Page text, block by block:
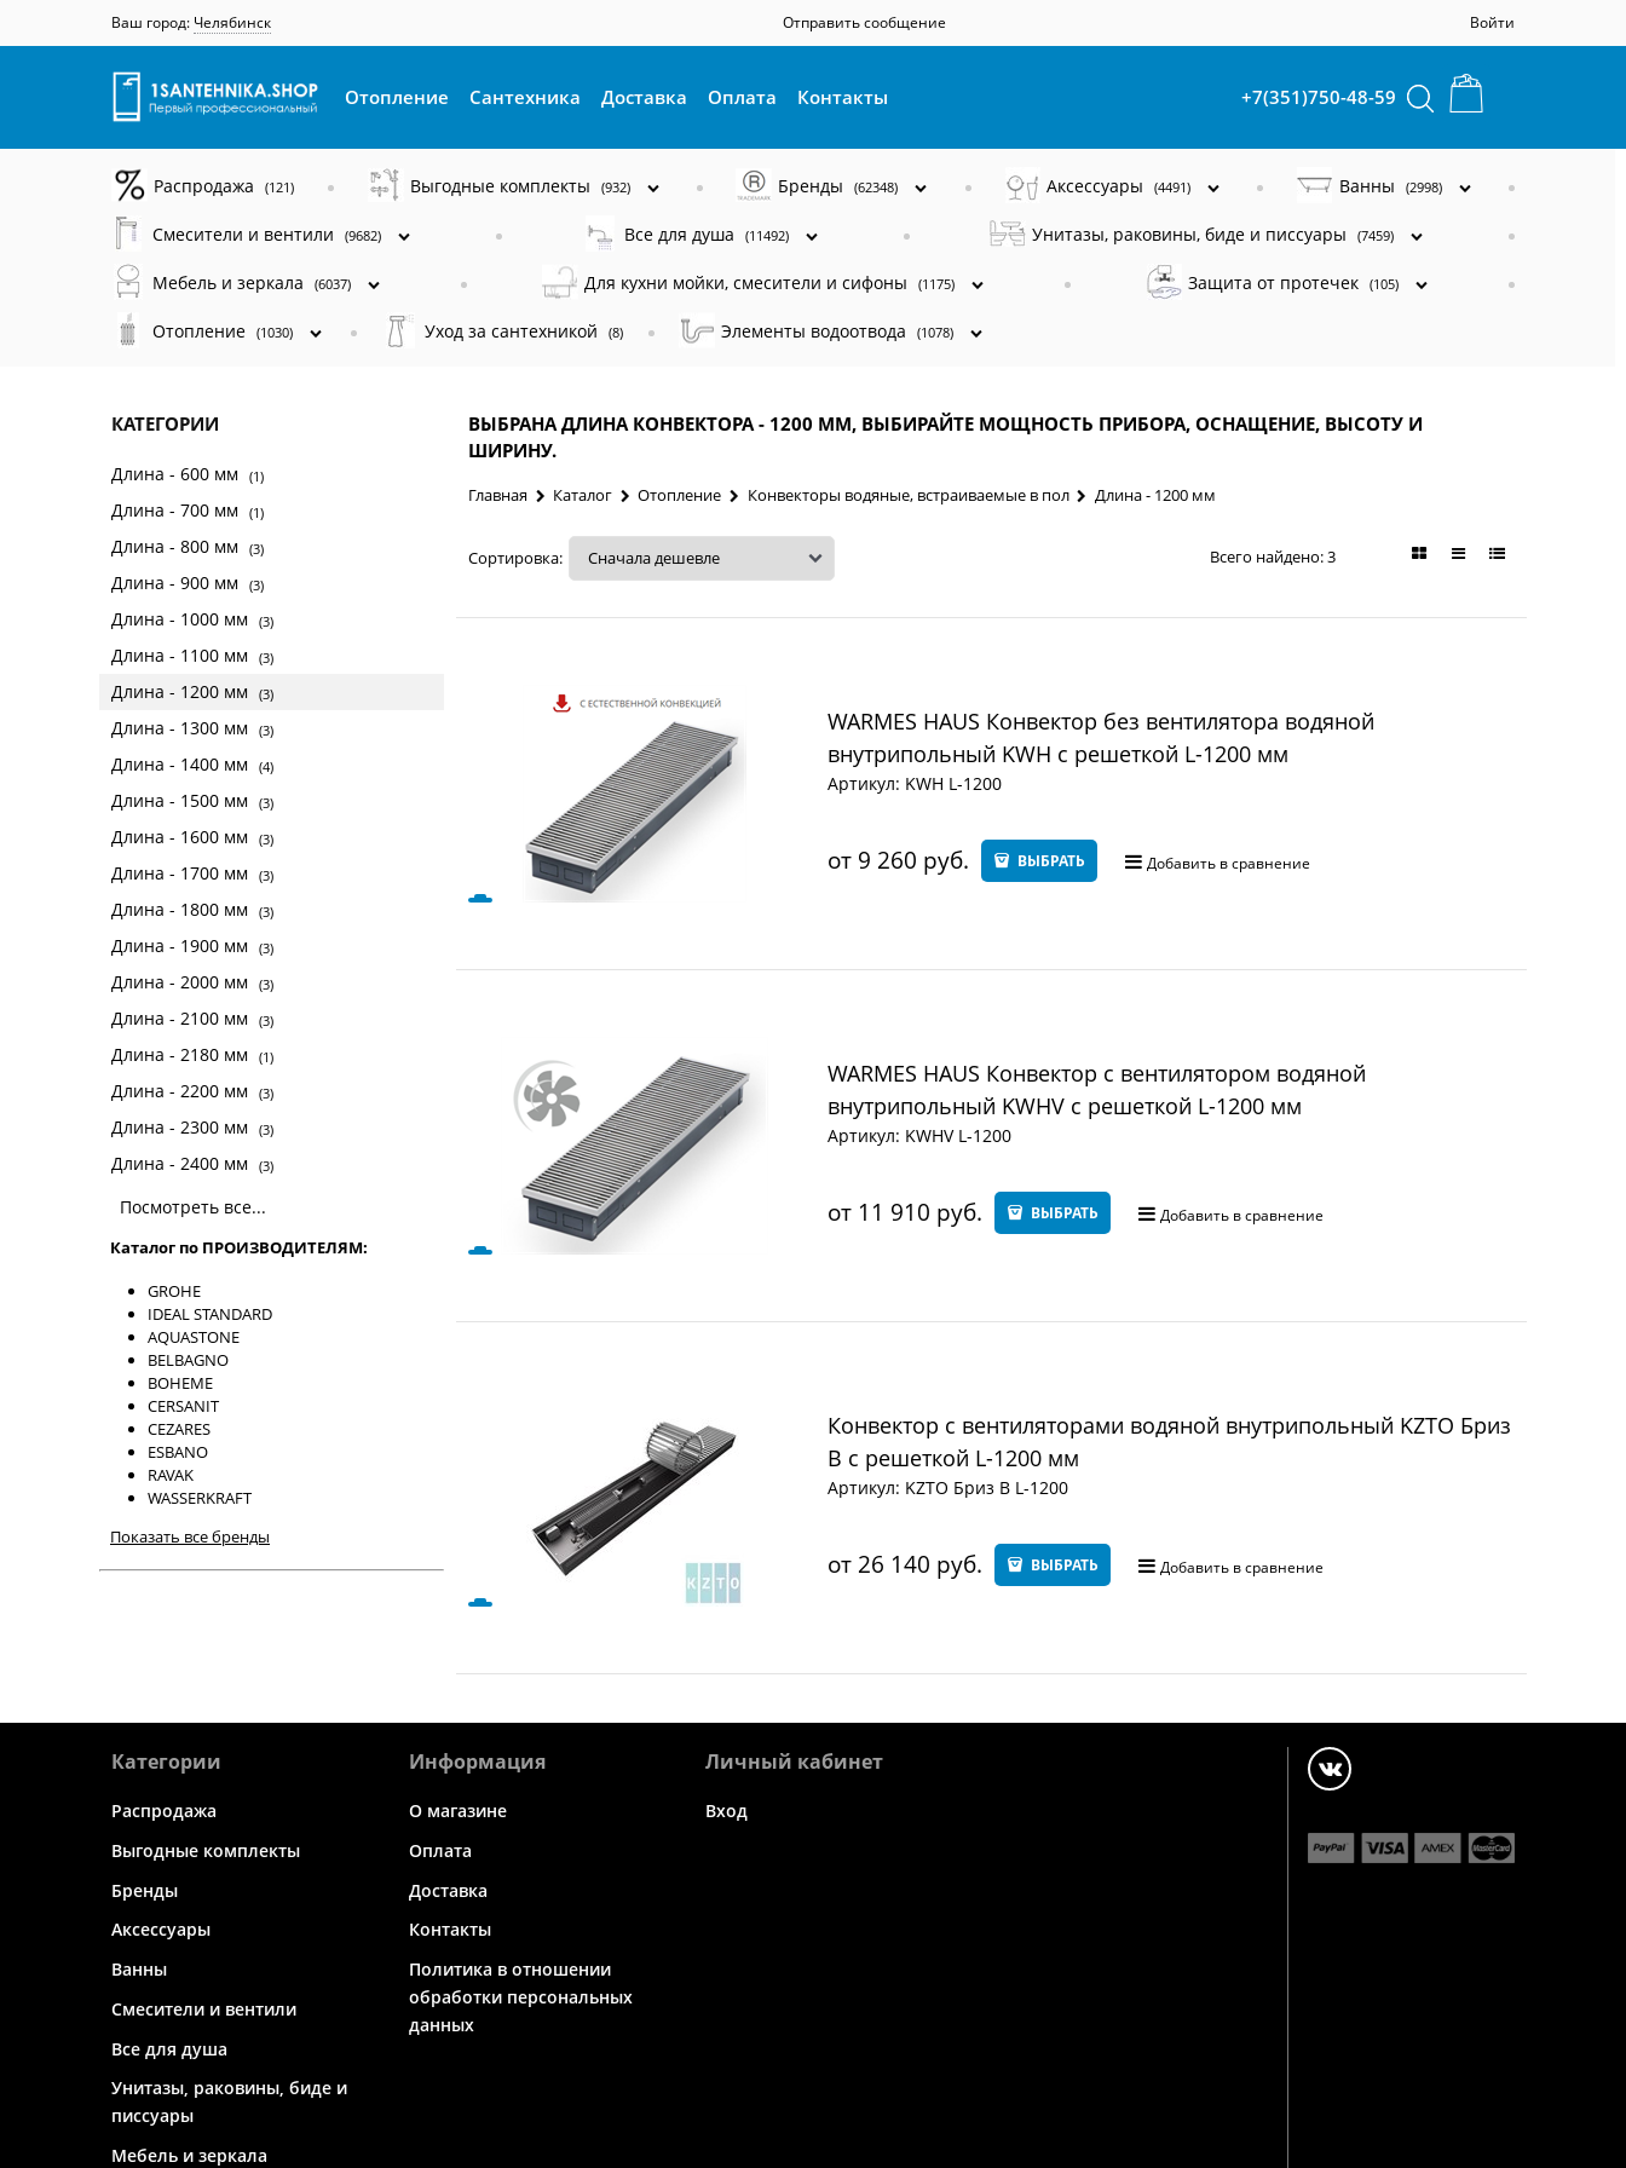
Ваш город: Челябинск Отправить сообщение Войти
Отопление Сантехника Доставка Оплата Контакты +7(351)750-48-59
Распродажа (121) Выгодные комплекты (932) Бренды (62348) Аксессуары (4491) Ванны (2998)
Смесители и вентили (9682) Все для душа (11492) Унитазы, раковины, биде и писсуары (7459)
Мебель и зеркала (6037) Для кухни мойки, смесители и сифоны (1175) Защита от протечек (105)
Отопление (1030) Уход за сантехникой (8) Элементы водоотвода (1078)
КАТЕГОРИИ
Длина - 600 мм (1)
Длина - 700 мм (1)
Длина - 800 мм (3)
Длина - 900 мм (3)
Длина - 1000 мм (3)
Длина - 1100 мм (3)
Длина - 1200 мм (3)
Длина - 1300 мм (3)
Длина - 1400 мм (4)
Длина - 1500 мм (3)
Длина - 1600 мм (3)
Длина - 1700 мм (3)
Длина - 1800 мм (3)
Длина - 1900 мм (3)
Длина - 2000 мм (3)
Длина - 2100 мм (3)
Длина - 2180 мм (1)
Длина - 2200 мм (3)
Длина - 2300 мм (3)
Длина - 2400 мм (3)
Посмотреть все...
Каталог по ПРОИЗВОДИТЕЛЯМ:
GROHE
IDEAL STANDARD
AQUASTONE
BELBAGNO
BOHEME
CERSANIT
CEZARES
ESBANO
RAVAK
WASSERKRAFT
Показать все бренды
ВЫБРАНА ДЛИНА КОНВЕКТОРА - 1200 ММ, ВЫБИРАЙТЕ МОЩНОСТЬ ПРИБОРА, ОСНАЩЕНИЕ, ВЫСОТУ И
ШИРИНУ.
Главная Каталог Отопление Конвекторы водяные, встраиваемые в пол Длина - 1200 мм
Сортировка: Всего найдено:3
WARMES HAUS Конвектор без вентилятора водяной
внутрипольный KWH с решеткой L-1200 мм
Артикул: KWH L-1200
от 9 260 руб. ВЫБРАТЬ Добавить в сравнение
WARMES HAUS Конвектор с вентилятором водяной
внутрипольный KWHV с решеткой L-1200 мм
Артикул: KWHV L-1200
от 11 910 руб. ВЫБРАТЬ Добавить в сравнение
Конвектор с вентиляторами водяной внутрипольный KZTO Бриз
В с решеткой L-1200 мм
Артикул: KZTO Бриз В L-1200
от 26 140 руб. ВЫБРАТЬ Добавить в сравнение
Категории
Распродажа
Выгодные комплекты
Бренды
Аксессуары
Ванны
Смесители и вентили
Все для душа
Унитазы, раковины, биде и
писсуары
Мебель и зеркала
Информация
О магазине
Оплата
Доставка
Контакты
Политика в отношении
обработки персональных
данных
Личный кабинет
Вход